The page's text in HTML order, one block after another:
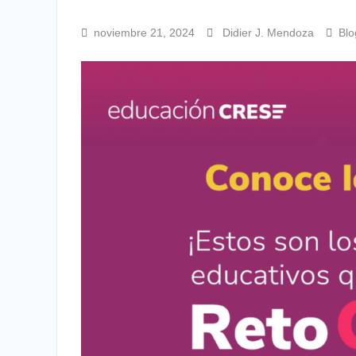
noviembre 21, 2024 Didier J. Mendoza